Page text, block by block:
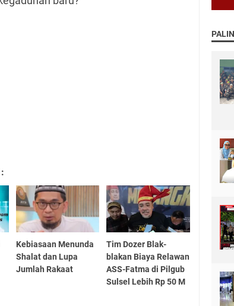
Kebiasaan Menunda
Shalat dan Lupa
Jumlah Rakaat
Tim Dozer Blak-
blakan Biaya Relawan
ASS-Fatma di Pilgub
Sulsel Lebih Rp 50 M